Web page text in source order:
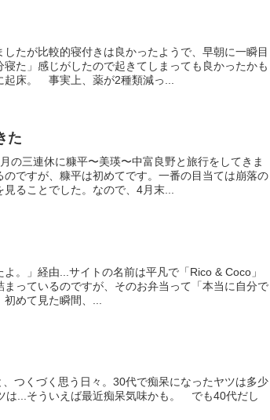
たが比較的寝付きは良かったようで、早朝に一瞬目
た」感じがしたので起きてしまっても良かったかも
起床。 事実上、薬が2種類減っ...
た
の三連休に糠平〜美瑛〜中富良野と旅行をしてきま
ですが、糠平は初めてです。一番の目当ては崩落の
ることでした。なので、4月末...
。」経由...サイトの名前は平凡で「Rico & Coco」
っているのですが、そのお弁当って「本当に自分で
めて見た瞬間、...
つくづく思う日々。30代で痴呆になったヤツは多少
は...そういえば最近痴呆気味かも。 でも40代だし